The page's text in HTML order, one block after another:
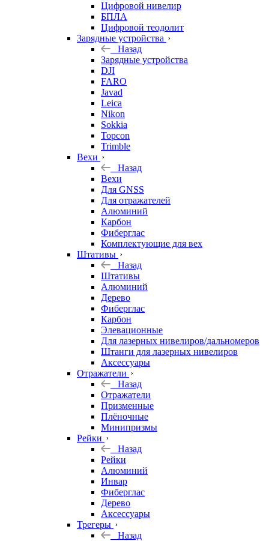
Цифровой нивелир
БПЛА
Цифровой теодолит
Зарядные устройства
Назад
Зарядные устройства
DJI
FARO
Javad
Leica
Nikon
Sokkia
Topcon
Trimble
Вехи
Назад
Вехи
Для GNSS
Для отражателей
Алюминий
Карбон
Фиберглас
Комплектующие для вех
Штативы
Назад
Штативы
Алюминий
Дерево
Фиберглас
Карбон
Элевационные
Для лазерных нивелиров/дальномеров
Штанги для лазерных нивелиров
Аксессуары
Отражатели
Назад
Отражатели
Призменные
Плёночные
Минипризмы
Рейки
Назад
Рейки
Алюминий
Инвар
Фиберглас
Дерево
Аксессуары
Трегеры
Назад